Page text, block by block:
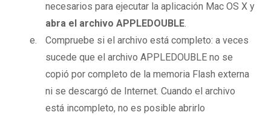
necesarios para ejecutar la aplicación Mac OS X y
abra el archivo APPLEDOUBLE.
Compruebe si el archivo está completo: a veces
sucede que el archivo APPLEDOUBLE no se
copió por completo de la memoria Flash externa
ni se descargó de Internet. Cuando el archivo
está incompleto, no es posible abrirlo